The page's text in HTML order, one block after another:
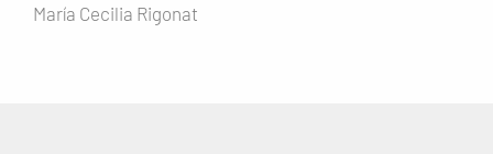
María Cecilia Rigonat